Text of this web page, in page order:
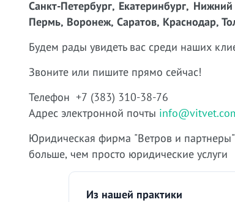
Санкт-Петербург, Екатеринбург,
Пермь, Воронеж, Саратов, Краснодар,
Будем рады увидеть вас среди наших
Звоните или пишите прямо сейчас!
Телефон +7 (383) 310-38-76
Адрес электронной почты
Юридическая фирма "Ветров и партнеры"
больше, чем просто юридические услуги
Из нашей практики